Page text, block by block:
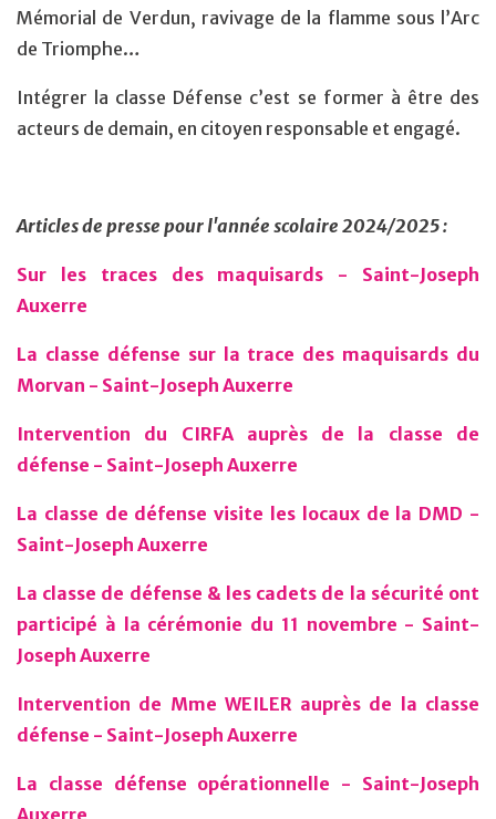
Mémorial de Verdun, ravivage de la flamme sous l’Arc
de Triomphe…
Intégrer la classe Défense c’est se former à être des
acteurs de demain, en citoyen responsable et engagé.
Articles de presse pour l'année scolaire 2024/2025 :
Sur les traces des maquisards - Saint-Joseph
Auxerre
La classe défense sur la trace des maquisards du
Morvan - Saint-Joseph Auxerre
Intervention du CIRFA auprès de la classe de
défense - Saint-Joseph Auxerre
La classe de défense visite les locaux de la DMD -
Saint-Joseph Auxerre
La classe de défense & les cadets de la sécurité ont
participé à la cérémonie du 11 novembre - Saint-
Joseph Auxerre
Intervention de Mme WEILER auprès de la classe
défense - Saint-Joseph Auxerre
La classe défense opérationnelle - Saint-Joseph
Auxerre